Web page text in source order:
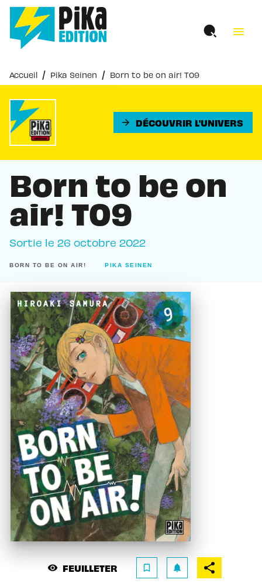
MENU RECHERCHE
PIED DE PAGE
menu
Accueil / Pika Seinen / Born to be on air! T09
arrow_forward DÉCOUVRIR L'UNIVERS
Born to be on
air! T09
Sortie le 26 octobre 2022
BORN TO BE ON AIR! PIKA SEINEN
visibility FEUILLETER bookmark_border notifications